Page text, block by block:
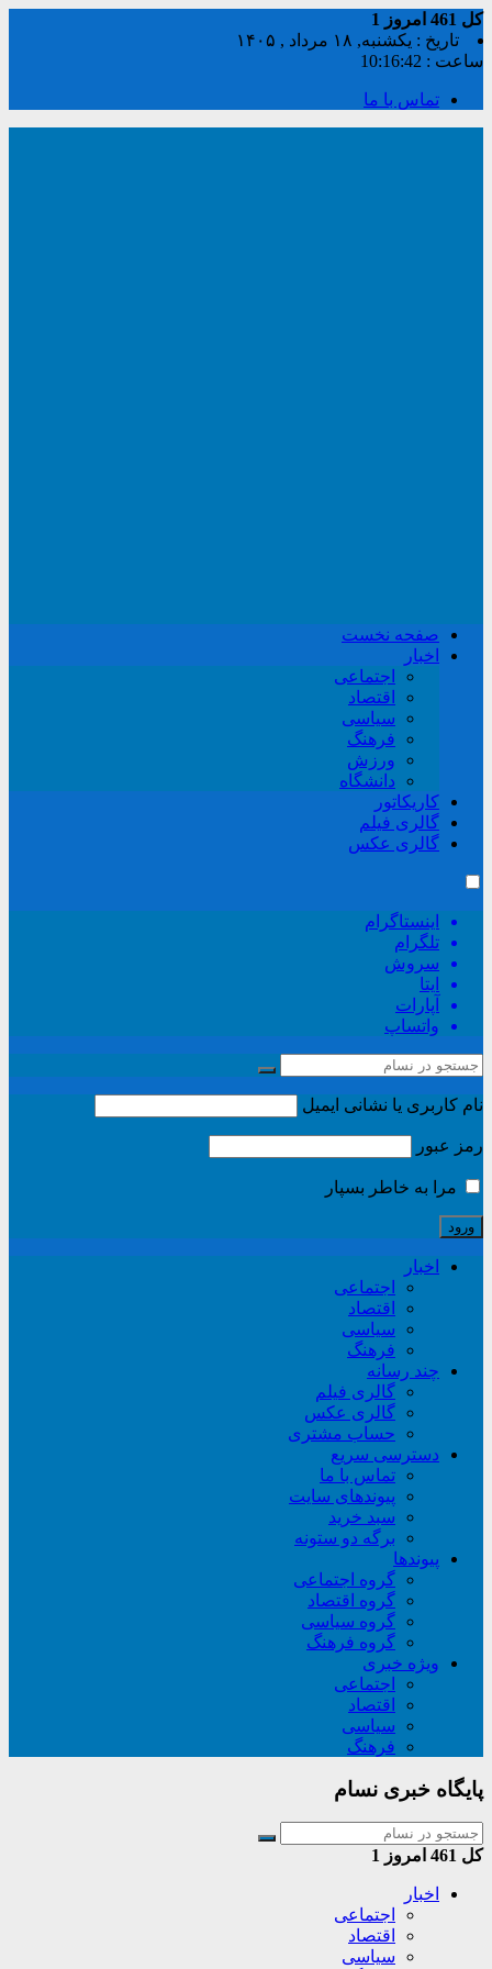
کل امروز
1
تاریخ : یکشنبه, ۱۸ مرداد , ۱۴۰۵
ساعت : 10:16:42
تماس با ما
صفحه نخست
اخبار
اجتماعی
اقتصاد
سیاسی
فرهنگ
ورزش
دانشگاه
کاریکاتور
گالری فیلم
گالری عکس
اینستاگرام
تلگرام
سروش
ایتا
آپارات
واتساپ
نام کاربری یا نشانی ایمیل
رمز عبور
مرا به خاطر بسپار
اخبار
اجتماعی
اقتصاد
سیاسی
فرهنگ
چند رسانه
گالری فیلم
گالری عکس
حساب مشتری
دسترسی سریع
تماس با ما
پیوندهای سایت
سبد خريد
برگه دو ستونه
پیوندها
گروه اجتماعی
گروه اقتصاد
گروه سیاسی
گروه فرهنگ
ویژه خبری
اجتماعی
اقتصاد
سیاسی
فرهنگ
پایگاه خبری نسام
کل امروز 1
اخبار
اجتماعی
اقتصاد
سیاسی